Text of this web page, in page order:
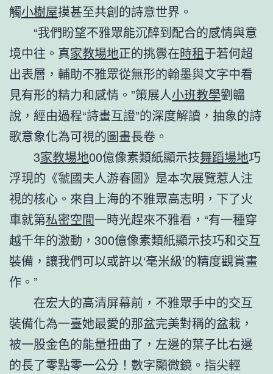
觸小樹屋摸甚至共創的詩意世界。
“我們盼望不雅眾能沉醉到配合的感情與意
境中往。真家教場地正的挑釁在時租于若何超
出表層，輔助不雅眾從無形的翰墨與文字中看
見有形的精力和感情。”策展人小班教學劉韞
說，經由過程“詩畫互證”的深度解讀，抽象的詩
歌意象化為可視的圖畫長卷。
3家教場地00億像素類紙顯示技舞蹈場地巧
浮現的《虢國夫人游春圖》是本次展覽惹人注
視的核心。來自上海的不雅眾高志明，下了火
車就第私密空間一時光趕來不雅看，“有一種穿
越千年的激動，300億像素類紙顯示技巧和交互
裝備，讓我們可以或許以‘毫米級’的精度觀賞畫
作。”
在宏大的高清屏幕前，不雅眾手中的交互
裝備化為一臺她最愛的那盆完美對稱的盆栽，
被一股金色的能量扭曲了，左邊的葉子比右邊
的長了零點零一公分！數字顯微鏡。指尖輕